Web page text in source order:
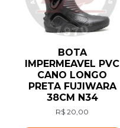
BOTA
IMPERMEAVEL PVC
CANO LONGO
PRETA FUJIWARA
38CM N34
R$ 20,00